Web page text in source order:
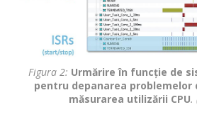
Figura 2: Urmărire în funcție de
pentru depanarea problemelor
măsurarea utilizării CPU.